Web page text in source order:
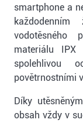
smartphone a
vodotěsného
materiálu IPX
spolehlivou
povětrnostními
Díky
obsah vždy v